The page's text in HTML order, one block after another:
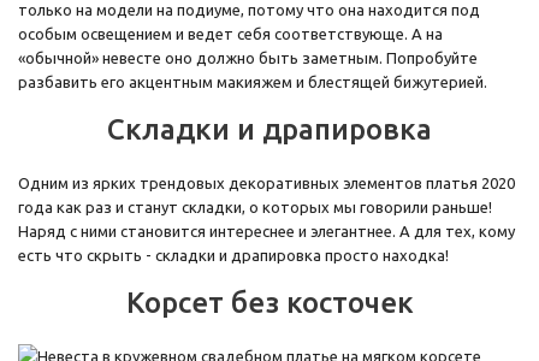
только на модели на подиуме, потому что она находится под
особым освещением и ведет себя соответствующе. А на
«обычной» невесте оно должно быть заметным. Попробуйте
разбавить его акцентным макияжем и блестящей бижутерией.
Складки и драпировка
Одним из ярких трендовых декоративных элементов платья 2020
года как раз и станут складки, о которых мы говорили раньше!
Наряд с ними становится интереснее и элегантнее. А для тех, кому
есть что скрыть - складки и драпировка просто находка!
Корсет без косточек